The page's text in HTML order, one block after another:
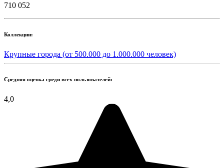
710 052
Коллекции:
Крупные города (от 500.000 до 1.000.000 человек)
Средняя оценка среди всех пользователей:
4,0